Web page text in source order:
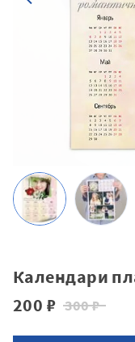
Календари
200 ₽ 300 ₽